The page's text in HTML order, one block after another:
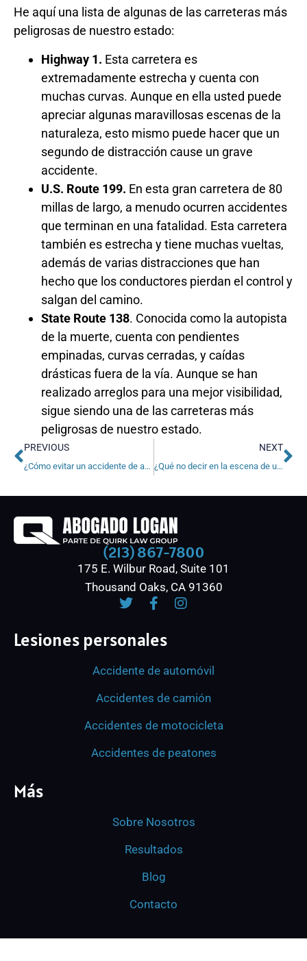
He aquí una lista de algunas de las carreteras más
peligrosas de nuestro estado:
Highway 1. Esta carretera es
extremadamente estrecha y cuenta con
muchas curvas. Aunque en ella usted puede
apreciar algunas maravillosas escenas de la
naturaleza, esto mismo puede hacer que un
segundo de distracción cause un grave
accidente.
U.S. Route 199. En esta gran carretera de 80
millas de largo, a menudo ocurren accidentes
que terminan en una fatalidad. Esta carretera
también es estrecha y tiene muchas vueltas,
además de varias distracciones que han
hecho que los conductores pierdan el control y
salgan del camino.
State Route 138. Conocida como la autopista
de la muerte, cuenta con pendientes
empinadas, curvas cerradas, y caídas
drásticas fuera de la vía. Aunque se han
realizado arreglos para una mejor visibilidad,
sigue siendo una de las carreteras más
peligrosas de nuestro estado.
PREVIOUS
¿Cómo evitar un accidente de autos?
NEXT
¿Qué no decir en la escena de un accidente de tránsito?
(213) 867-7800
175 E. Wilbur Road, Suite 101
Thousand Oaks, CA 91360
Lesiones personales
Accidente de automóvil
Accidentes de camión
Accidentes de motocicleta
Accidentes de peatones
Más
Sobre Nosotros
Resultados
Blog
Contacto